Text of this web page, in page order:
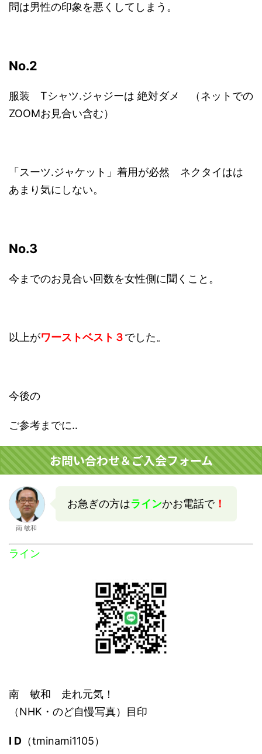
問は男性の印象を悪くしてしまう。
No.2
服装 Tシャツ.ジャジーは 絶対ダメ （ネットでの
ZOOMお見合い含む）
「スーツ.ジャケット」着用が必然 ネクタイはは
あまり気にしない。
No.3
今までのお見合い回数を女性側に聞くこと。
以上がワーストベスト３でした。
今後の
ご参考までに‥
お問い合わせ＆ご入会フォーム
南 敏和
お急ぎの方はラインかお電話で！
ライン
南 敏和 走れ元気！
（NHK・のど自慢写真）目印
I D （tminami1105）